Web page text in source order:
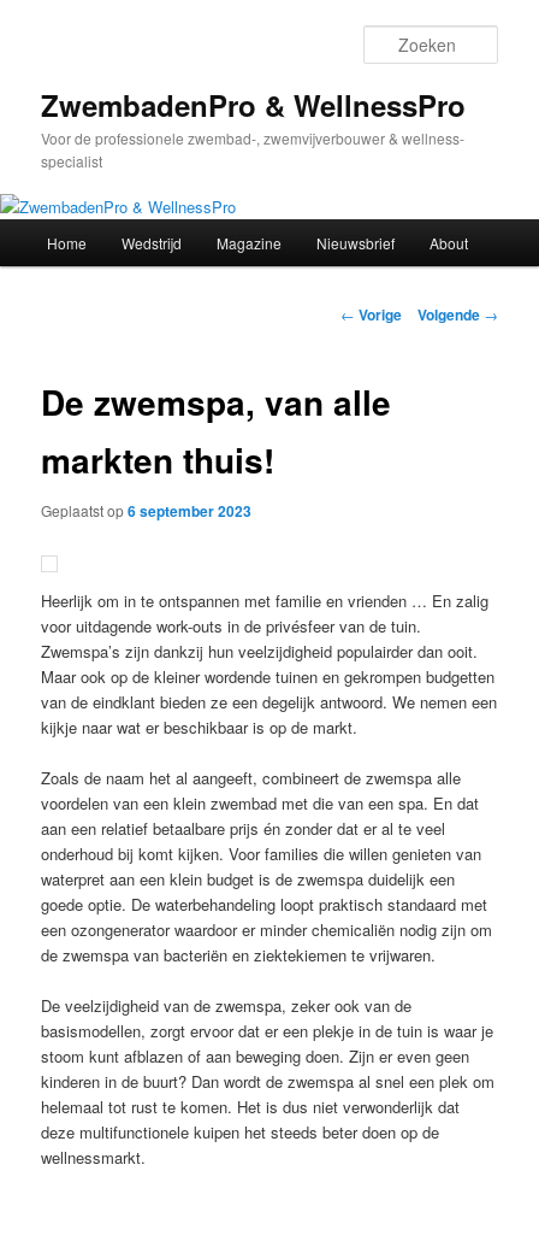
inhoudZwembadenPro & WellnessPro
Voor de professionele zwembad-, zwemvijverbouwer & wellness-
specialist
Home Wedstrijd Magazine Nieuwsbrief About
Bericht
← Vorige Volgende →
De zwemspa, van alle
markten thuis!
Geplaatst op6 september 2023
Heerlijk om in te ontspannen met familie en vrienden … En zalig
voor uitdagende work-outs in de privésfeer van de tuin.
Zwemspa’s zijn dankzij hun veelzijdigheid populairder dan ooit.
Maar ook op de kleiner wordende tuinen en gekrompen budgetten
van de eindklant bieden ze een degelijk antwoord. We nemen een
kijkje naar wat er beschikbaar is op de markt.
Zoals de naam het al aangeeft, combineert de zwemspa alle
voordelen van een klein zwembad met die van een spa. En dat
aan een relatief betaalbare prijs én zonder dat er al te veel
onderhoud bij komt kijken. Voor families die willen genieten van
waterpret aan een klein budget is de zwemspa duidelijk een
goede optie. De waterbehandeling loopt praktisch standaard met
een ozongenerator waardoor er minder chemicaliën nodig zijn om
de zwemspa van bacteriën en ziektekiemen te vrijwaren.
De veelzijdigheid van de zwemspa, zeker ook van de
basismodellen, zorgt ervoor dat er een plekje in de tuin is waar je
stoom kunt afblazen of aan beweging doen. Zijn er even geen
kinderen in de buurt? Dan wordt de zwemspa al snel een plek om
helemaal tot rust te komen. Het is dus niet verwonderlijk dat
deze multifunctionele kuipen het steeds beter doen op de
wellnessmarkt.